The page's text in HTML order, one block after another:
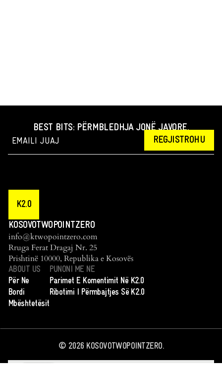
BEST BITS: PËRMBLEDHJA JONË JAVORE.
REGJISTROHU
K2.0
KOSOVOTWOPOINTZERO
info@ktwopointzero.com
Rruga Ferat Dragaj Nr. 25
Prishtinë 10000, Republika e Kosovës
ABOUT US
Për Ne
Bordi
Mbështetësit
PUNONI ME NE
Parimet E Komentimit Në K2.0
Ribotimi I Përmbajtjes Së K2.0
© 2026KOSOVOTWOPOINTZERO.